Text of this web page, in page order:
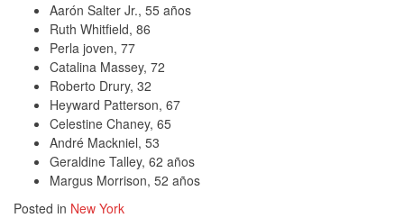
Aarón Salter Jr., 55 años
Ruth Whitfield, 86
Perla joven, 77
Catalina Massey, 72
Roberto Drury, 32
Heyward Patterson, 67
Celestine Chaney, 65
André Mackniel, 53
Geraldine Talley, 62 años
Margus Morrison, 52 años
Posted in New York